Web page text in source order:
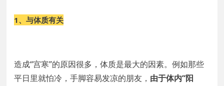
1、与体质有关
造成“宫寒”的原因很多，体质是最大的因素。例如那些
平日里就怕冷，手脚容易发凉的朋友， 由于体内“阳